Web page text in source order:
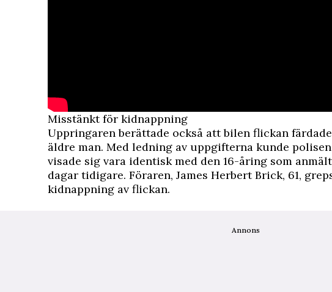
Misstänkt för kidnappning
Uppringaren berättade också att bilen flickan
äldre man. Med ledning av uppgifterna kunde
visade sig vara identisk med den 16-åring som
dagar tidigare. Föraren, James Herbert Brick, 61,
kidnappning av flickan.
Annons